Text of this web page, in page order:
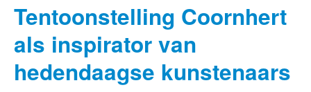
Tentoonstelling Coornhert
als inspirator van
hedendaagse kunstenaars